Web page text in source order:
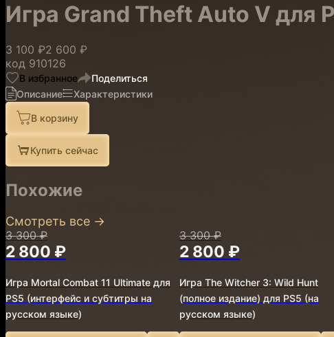
Игра Grand Theft Auto V для
3 100 ₽2 600 ₽
код 910126
В избранное
Поделиться
Описание
Характеристики
В корзину
Купить сейчас
Похожие
Смотреть все →
3 300 ₽
2 800 ₽
Игра Mortal Combat 11 Ultimate для
PS5 (интерфейс и субтитры на
русском языке)
3 300 ₽
2 800 ₽
Игра The Witcher 3: Wild Hunt
(полное издание) для PS5 (на
русском языке)